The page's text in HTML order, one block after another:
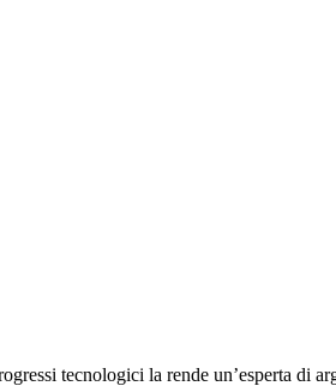
tecnologici la rende un’esperta di